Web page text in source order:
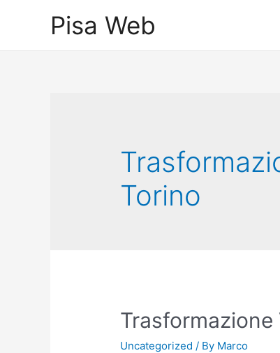
Pisa Web
Torino
Trasformazione
Uncategorized / By Marco